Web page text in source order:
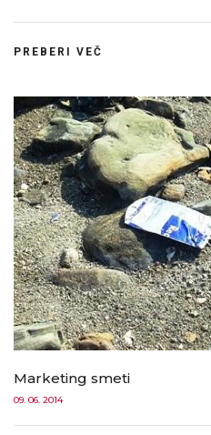
PREBERI VEČ
Marketing smeti
09. 06. 2014